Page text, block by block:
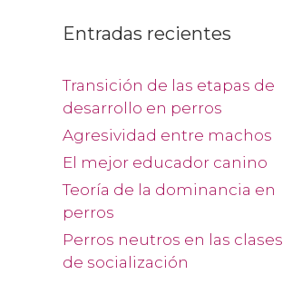
Entradas recientes
Transición de las etapas de
desarrollo en perros
Agresividad entre machos
El mejor educador canino
Teoría de la dominancia en
perros
Perros neutros en las clases
de socialización